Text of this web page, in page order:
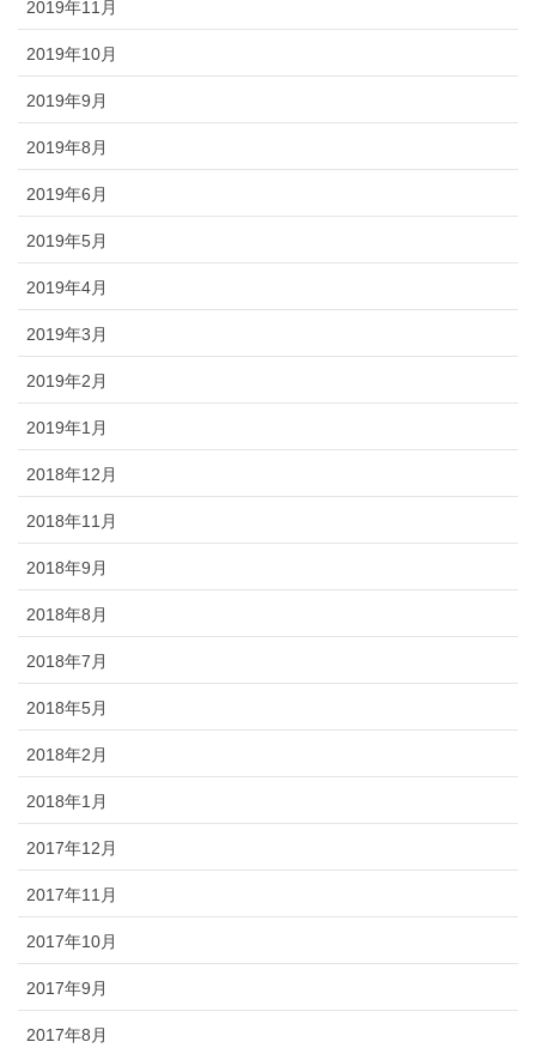
2019年11月
2019年10月
2019年9月
2019年8月
2019年6月
2019年5月
2019年4月
2019年3月
2019年2月
2019年1月
2018年12月
2018年11月
2018年9月
2018年8月
2018年7月
2018年5月
2018年2月
2018年1月
2017年12月
2017年11月
2017年10月
2017年9月
2017年8月